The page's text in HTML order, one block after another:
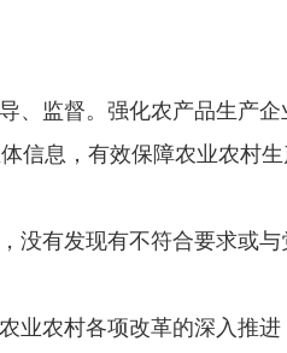
、监督。强化农产品生产
信息，有效保障农业农村生
有发现有不符合要求或与
业农村各项改革的深入推